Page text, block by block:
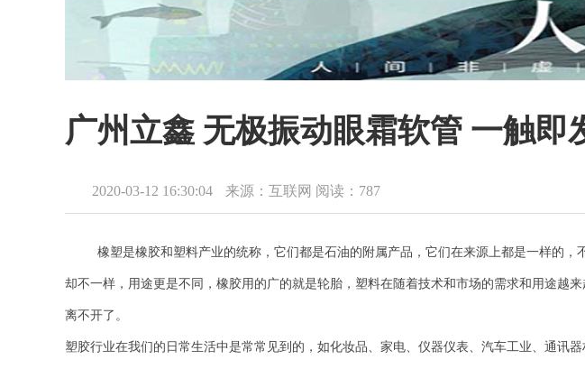
广州立鑫 无极振动眼霜软管 一触即
2020-03-12 16:30:04 来源：互联网 阅读：787
橡塑是橡胶和塑料产业的统称，它们都是石油的附属产品，它们在来源上都是一样的，
却不一样，用途更是不同，橡胶用的广的就是轮胎，塑料在随着技术和市场的需求和用途越
离不开了。
塑胶行业在我们的日常生活中是常常见到的，如化妆品、家电、仪器仪表、汽车工业、通讯